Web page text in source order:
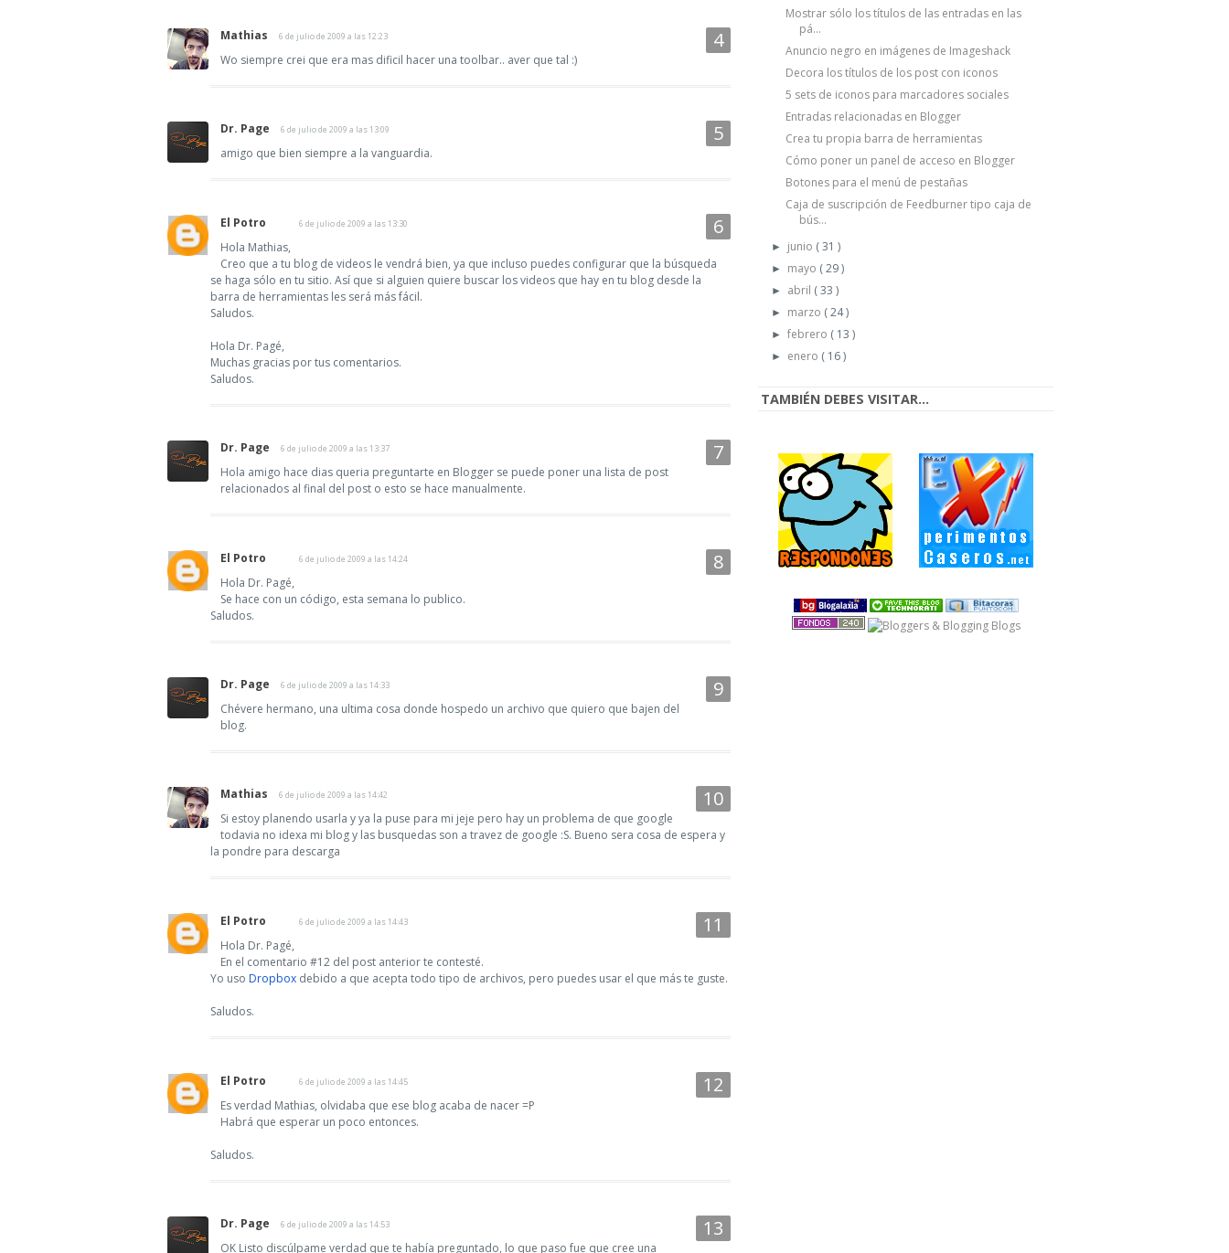
Mathias 6 de julio de 2009 a las 12:23
Wo siempre crei que era mas dificil hacer una toolbar.. aver que tal :)
Dr. Page 6 de julio de 2009 a las 13:09
amigo que bien siempre a la vanguardia.
El Potro 6 de julio de 2009 a las 13:30
Hola Mathias,
Creo que a tu blog de videos le vendrá bien, ya que incluso puedes configurar que la búsqueda
se haga sólo en tu sitio. Así que si alguien quiere buscar los videos que hay en tu blog desde la
barra de herramientas les será más fácil.
Saludos.
Hola Dr. Pagé,
Muchas gracias por tus comentarios.
Saludos.
Dr. Page 6 de julio de 2009 a las 13:37
Hola amigo hace dias queria preguntarte en Blogger se puede poner una lista de post
relacionados al final del post o esto se hace manualmente.
El Potro 6 de julio de 2009 a las 14:24
Hola Dr. Pagé,
Se hace con un código, esta semana lo publico.
Saludos.
Dr. Page 6 de julio de 2009 a las 14:33
Chévere hermano, una ultima cosa donde hospedo un archivo que quiero que bajen del
blog.
Mathias 6 de julio de 2009 a las 14:42
Si estoy planendo usarla y ya la puse para mi jeje pero hay un problema de que google
todavia no idexa mi blog y las busquedas son a travez de google :S. Bueno sera cosa de espera y
la pondre para descarga
El Potro 6 de julio de 2009 a las 14:43
Hola Dr. Pagé,
En el comentario #12 del post anterior te contesté.
Yo uso Dropbox debido a que acepta todo tipo de archivos, pero puedes usar el que más te guste.
Saludos.
El Potro 6 de julio de 2009 a las 14:45
Es verdad Mathias, olvidaba que ese blog acaba de nacer =P
Habrá que esperar un poco entonces.
Saludos.
Dr. Page 6 de julio de 2009 a las 14:53
OK Listo discúlpame verdad que te había preguntado, lo que paso fue que cree una
Mostrar sólo los títulos de las entradas en las
pá...
Anuncio negro en imágenes de Imageshack
Decora los títulos de los post con iconos
5 sets de iconos para marcadores sociales
Entradas relacionadas en Blogger
Crea tu propia barra de herramientas
Cómo poner un panel de acceso en Blogger
Botones para el menú de pestañas
Caja de suscripción de Feedburner tipo caja de
bús...
► junio ( 31 )
► mayo ( 29 )
► abril ( 33 )
► marzo ( 24 )
►febrero ( 13 )
► enero ( 16 )
TAMBIÉN DEBES VISITAR...